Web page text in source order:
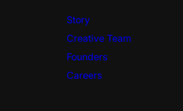
Story
Creative Team
Founders
Careers